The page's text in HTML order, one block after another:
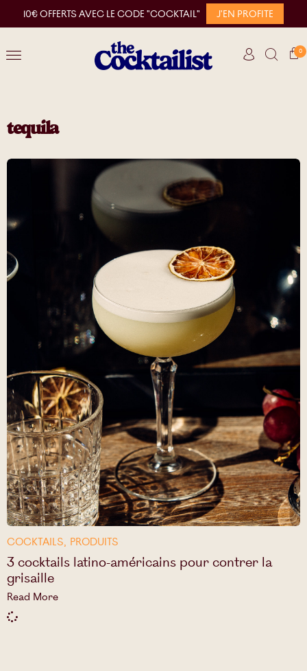
10€ OFFERTS AVEC LE CODE "COCKTAIL" J'EN PROFITE
0
tequila
COCKTAILS, PRODUITS
3 cocktails latino-américains pour contrer la
grisaille
Read More